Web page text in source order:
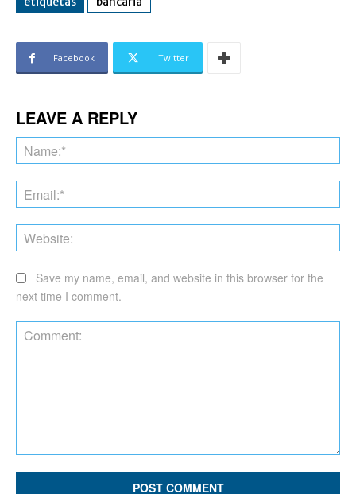
Facebook Twitter
LEAVE A REPLY
Save my name, email, and website in this browser for the
next time I comment.